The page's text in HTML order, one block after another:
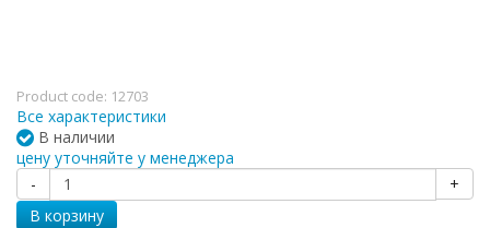
Product code: 12703
Все характеристики
В наличии
цену уточняйте у менеджера
-
+
В корзину